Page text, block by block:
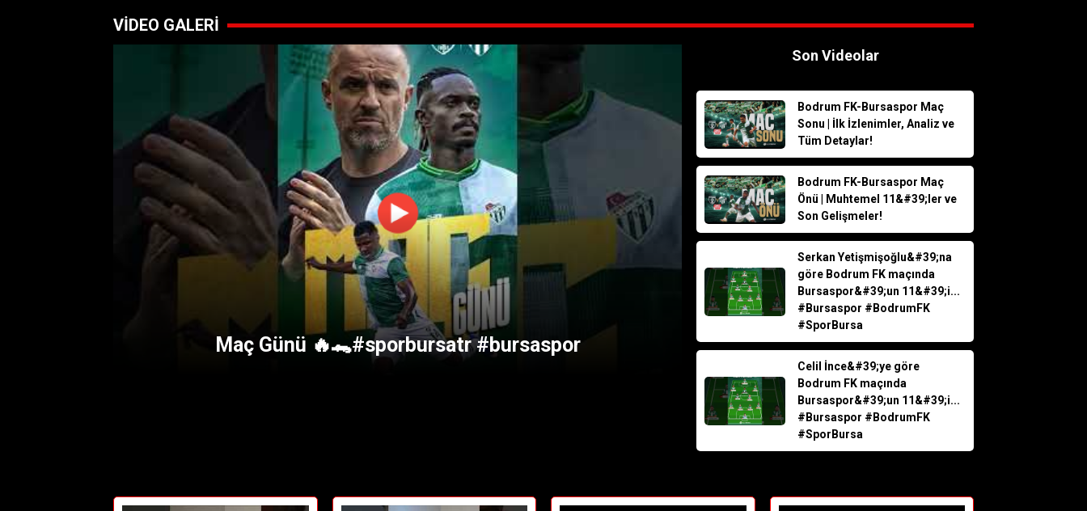
VİDEO GALERİ
Maç Günü 🔥🐊#sporbursatr #bursaspor
Son Videolar
Bodrum FK-Bursaspor Maç
Sonu | İlk İzlenimler, Analiz ve
Tüm Detaylar!
Bodrum FK-Bursaspor Maç
Önü | Muhtemel 11&#39;ler ve
Son Gelişmeler!
Serkan Yetişmişoğlu&#39;na
göre Bodrum FK maçında
Bursaspor&#39;un 11&#39;i...
#Bursaspor #BodrumFK
#SporBursa
Celil İnce&#39;ye göre
Bodrum FK maçında
Bursaspor&#39;un 11&#39;i...
#Bursaspor #BodrumFK
#SporBursa